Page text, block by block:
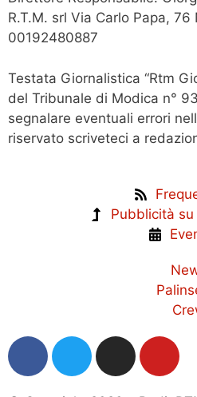
R.T.M. srl Via Carlo Papa, 76
00192480887
Testata Giornalistica “Rtm
del Tribunale di Modica n°
segnalare eventuali errori
riservato scriveteci a
Pubblicità su